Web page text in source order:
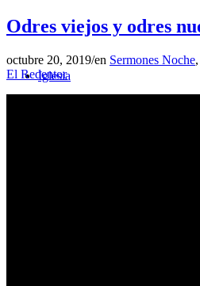
Iglesia
Odres viejos y odres
octubre 20, 2019/en Sermones Noche,
El Redentor